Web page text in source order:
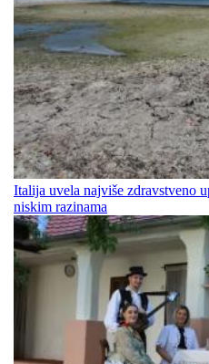
Italija uvela najviše zdravstveno
niskim razinama